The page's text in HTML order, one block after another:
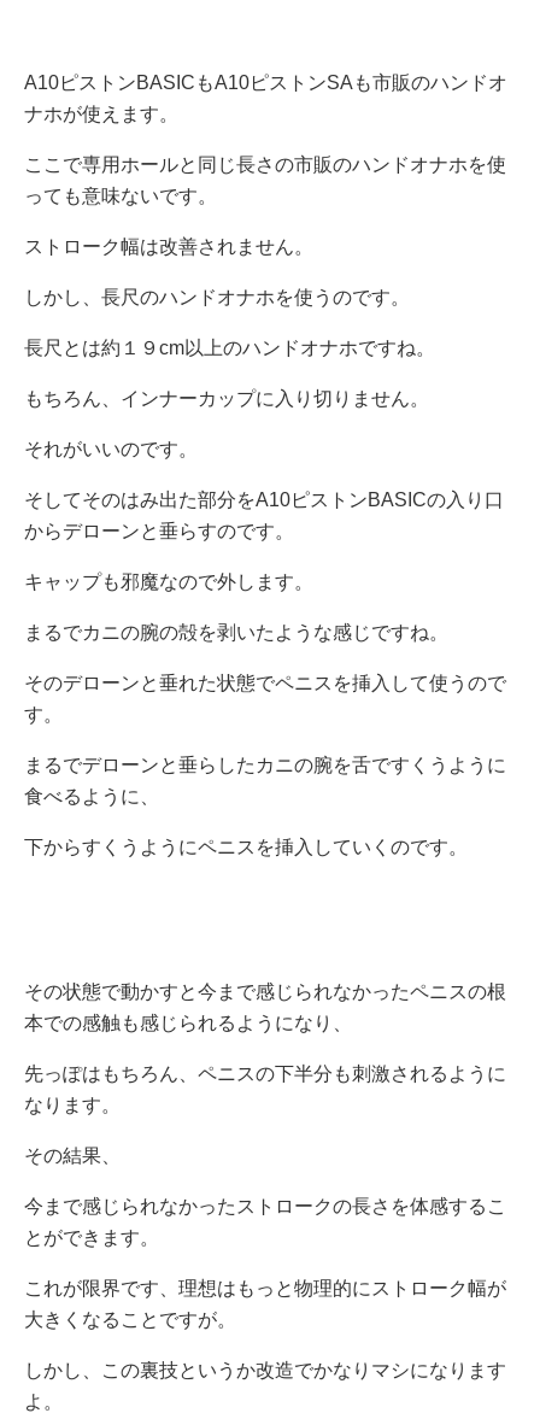
A10ピストンBASICもA10ピストンSAも市販のハンドオ
ナホが使えます。
ここで専用ホールと同じ長さの市販のハンドオナホを使
っても意味ないです。
ストローク幅は改善されません。
しかし、長尺のハンドオナホを使うのです。
長尺とは約１９cm以上のハンドオナホですね。
もちろん、インナーカップに入り切りません。
それがいいのです。
そしてそのはみ出た部分をA10ピストンBASICの入り口
からデローンと垂らすのです。
キャップも邪魔なので外します。
まるでカニの腕の殻を剥いたような感じですね。
そのデローンと垂れた状態でペニスを挿入して使うので
す。
まるでデローンと垂らしたカニの腕を舌ですくうように
食べるように、
下からすくうようにペニスを挿入していくのです。
その状態で動かすと今まで感じられなかったペニスの根
本での感触も感じられるようになり、
先っぽはもちろん、ペニスの下半分も刺激されるように
なります。
その結果、
今まで感じられなかったストロークの長さを体感するこ
とができます。
これが限界です、理想はもっと物理的にストローク幅が
大きくなることですが。
しかし、この裏技というか改造でかなりマシになります
よ。